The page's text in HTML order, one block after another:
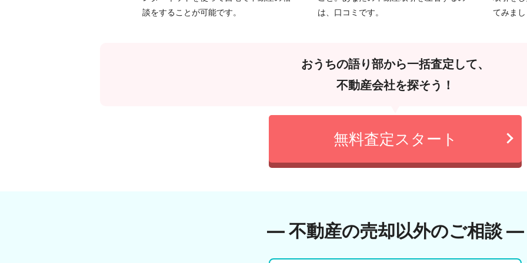
談をすることが可能です。
は、口コミです。
てみま
おうちの語り部から一括査定して、
不動産会社を探そう！
無料査定スタート
― 不動産の売却以外のご相談 ―